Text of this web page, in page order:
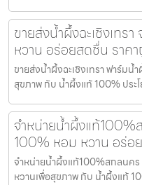
ขายส่งน้ำผึ้งฉะเชิงเทร
หวาน อร่อยสดชื่น ราค
ขายส่งน้ำผึ้งฉะเชิงเทรา ฟาร์ม
สุขภาพ กับ น้ำผึ้งแท้ 100% ประ
จำหน่ายน้ำผึ้งแท้
100% หอม หวาน อร่อ
จำหน่ายน้ำผึ้งแท้100%สกลนค
หวานเพื่อสุขภาพ กับ น้ำผึ้งแท้